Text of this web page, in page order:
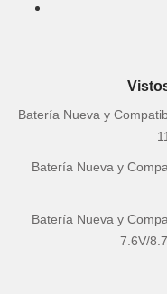
Batería Nueva y
Batería Nueva y
Batería Nueva y
7.6V/